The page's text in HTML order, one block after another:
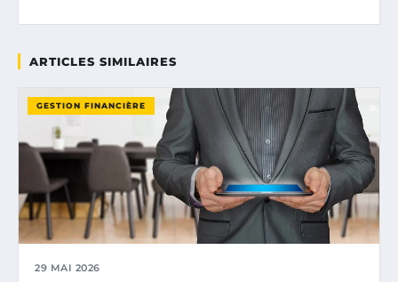
ARTICLES SIMILAIRES
GESTION FINANCIÈRE
29 MAI 2026